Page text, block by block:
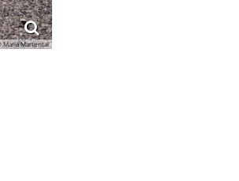
Maria Martental